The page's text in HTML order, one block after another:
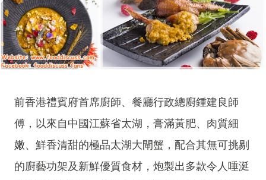
前香港禮賓府首席廚師、餐廳行政總廚鍾建良師
傅，以來自中國江蘇省太湖，膏滿黃肥、肉質細
嫩、鮮香清甜的極品太湖大閘蟹，配合其無可挑剔
的廚藝功架及新鮮優質食材，炮製出多款令人唾涎